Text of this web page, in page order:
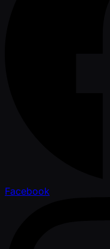
Facebook